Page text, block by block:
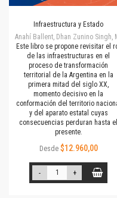
Infraestructura y Estado
Anahí Ballent, Dhan Zunino
Este libro se propone revisitar el
de las infraestructuras en el
proceso de transformación
territorial de la Argentina en la
primera mitad del siglo XX,
momento decisivo en la
conformación del territorio
y del aparato estatal cuyas
consecuencias perduran hasta el
presente.
Desde $12.960,00
- +